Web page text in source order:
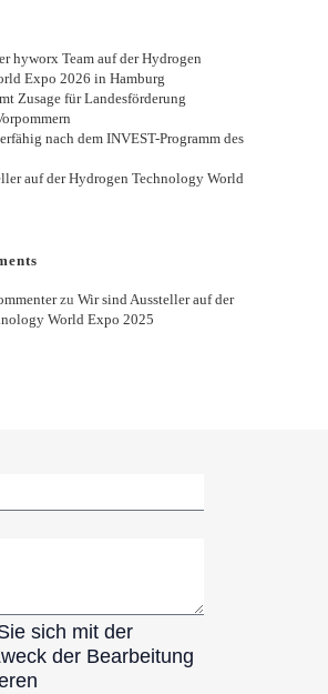
hyworx Team auf der Hydrogen
Expo 2026 in Hamburg
Zusage für Landesförderung
nach dem INVEST-Programm des
auf der Hydrogen Technology World
zu Wir sind Aussteller auf der
World Expo 2025
sich mit der
der Bearbeitung